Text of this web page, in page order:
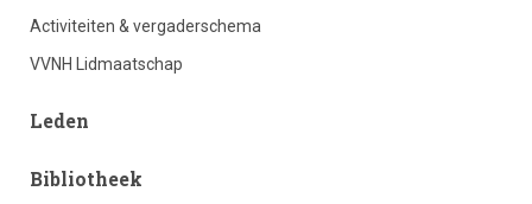
Activiteiten & vergaderschema
VVNH Lidmaatschap
Leden
Bibliotheek